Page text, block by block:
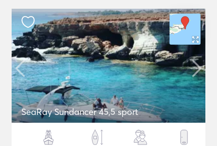
SeaRay Sundancer 45,5 sport